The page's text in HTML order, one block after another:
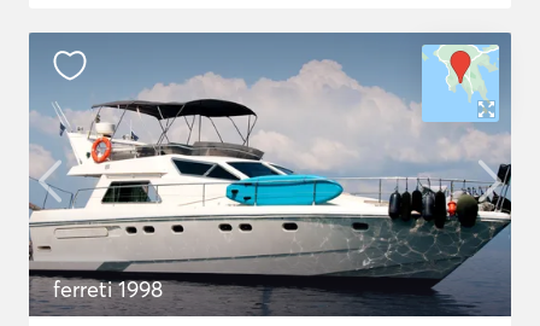
ferreti 1998